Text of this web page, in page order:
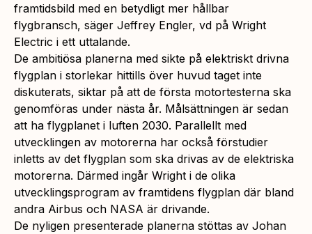
framtidsbild med en betydligt mer hållbar
flygbransch, säger Jeffrey Engler, vd på Wright
Electric i ett uttalande.
De ambitiösa planerna med sikte på elektriskt drivna
flygplan i storlekar hittills över huvud taget inte
diskuterats, siktar på att de första motortesterna ska
genomföras under nästa år. Målsättningen är sedan
att ha flygplanet i luften 2030. Parallellt med
utvecklingen av motorerna har också förstudier
inletts av det flygplan som ska drivas av de elektriska
motorerna. Därmed ingår Wright i de olika
utvecklingsprogram av framtidens flygplan där bland
andra Airbus och NASA är drivande.
De nyligen presenterade planerna stöttas av Johan